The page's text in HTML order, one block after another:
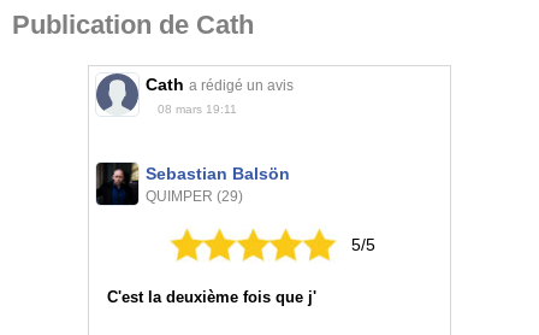
Publication de Cath
Cath a rédigé un avis
08 mars 19:11
Sebastian Balsön
QUIMPER (29)
5/5
C'est la deuxième fois que j'